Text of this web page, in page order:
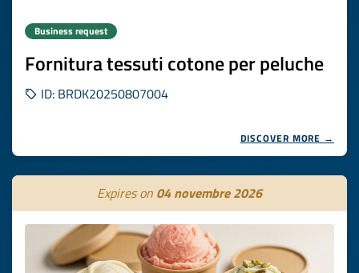
Business request
Fornitura tessuti cotone per peluche
ID: BRDK20250807004
DISCOVER MORE →
Expires on 04 novembre 2026